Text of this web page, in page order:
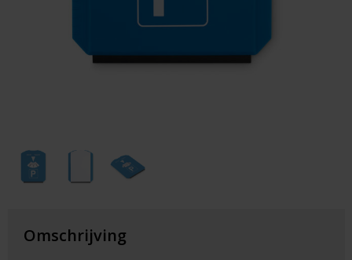
Paraplu's
Omschrijving